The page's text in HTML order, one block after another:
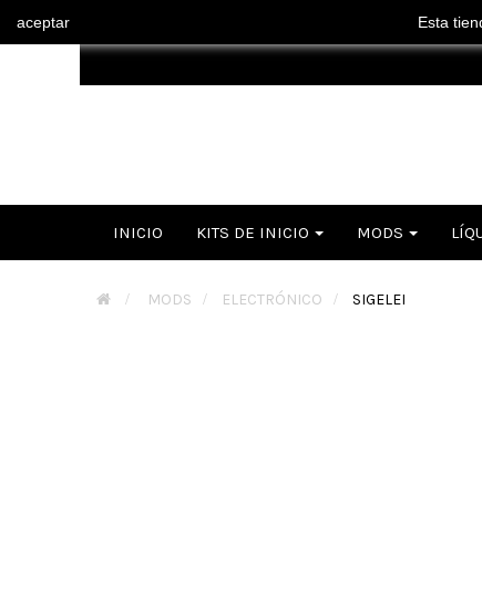
INICIO KITS DE INICIO MODS
> MODS > ELECTRÓNICO > SIGELEI
aceptar Esta